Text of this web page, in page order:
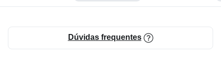
Dúvidas frequentes